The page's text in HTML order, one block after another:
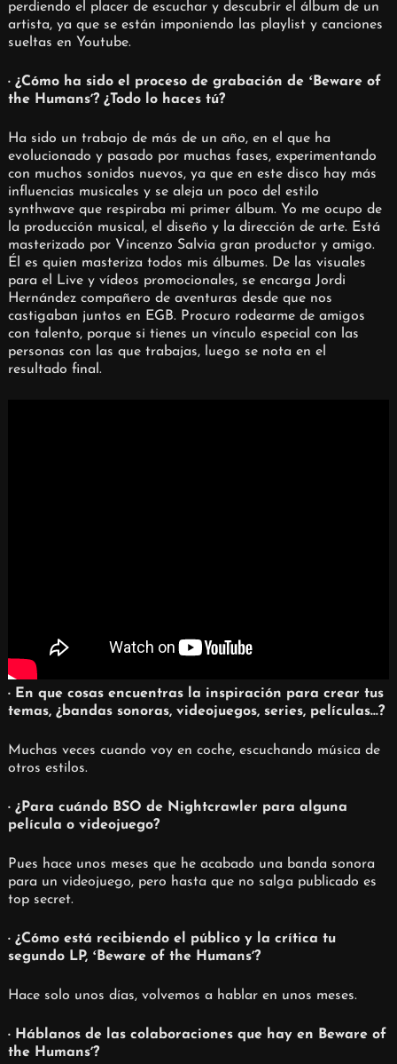
perdiendo el placer de escuchar y descubrir el álbum de un
artista, ya que se están imponiendo las playlist y canciones
sueltas en Youtube.
· ¿Cómo ha sido el proceso de grabación de ʻBeware of
the Humansʼ? ¿Todo lo haces tú?
Ha sido un trabajo de más de un año, en el que ha
evolucionado y pasado por muchas fases, experimentando
con muchos sonidos nuevos, ya que en este disco hay más
influencias musicales y se aleja un poco del estilo
synthwave que respiraba mi primer álbum. Yo me ocupo de
la producción musical, el diseño y la dirección de arte. Está
masterizado por Vincenzo Salvia gran productor y amigo.
Él es quien masteriza todos mis álbumes. De las visuales
para el Live y vídeos promocionales, se encarga Jordi
Hernández compañero de aventuras desde que nos
castigaban juntos en EGB. Procuro rodearme de amigos
con talento, porque si tienes un vínculo especial con las
personas con las que trabajas, luego se nota en el
resultado final.
· En que cosas encuentras la inspiración para crear tus
temas, ¿bandas sonoras, videojuegos, series, películas…?
Muchas veces cuando voy en coche, escuchando música de
otros estilos.
· ¿Para cuándo BSO de Nightcrawler para alguna
película o videojuego?
Pues hace unos meses que he acabado una banda sonora
para un videojuego, pero hasta que no salga publicado es
top secret.
· ¿Cómo está recibiendo el público y la crítica tu
segundo LP, ʻBeware of the Humansʼ?
Hace solo unos días, volvemos a hablar en unos meses.
· Háblanos de las colaboraciones que hay en Beware of
the Humansʼ?